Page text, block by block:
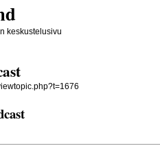
keskustelusivu